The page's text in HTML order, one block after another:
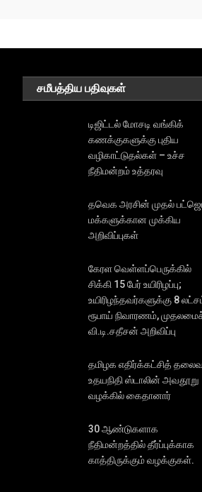
சமீபத்திய பதிவுகள்
டிஜிட்டல் மோசடி வங்கிக்
கணக்குகளுக்கு புதிய
வழிகாட்டுதல்கள் – உச்ச
நீதிமன்றம் உத்தரவு
தவெக அரசின் முதல்
மக்களுக்கான முக்கிய
அறிவிப்புகள்
கேரள வெள்ளப்பெருக்கில்
சிக்கி 15 பேர் உயிரிழப்பு;
உயிரிழந்தவர்களுக்கு 8
ரூபாய் நிவாரணம்,
வி.டி.சதீசன் அறிவிப்பு
தமிழக எதிர்க்கட்சித்
உதயநிதி ஸ்டாலின் அவதூறு
வழக்கில் கைதானார்
30 ஆண்டுகளாக
நீதிமன்றத்தில் தீர்ப்புக்காக
காத்திருக்கும் வழக்குகள்.